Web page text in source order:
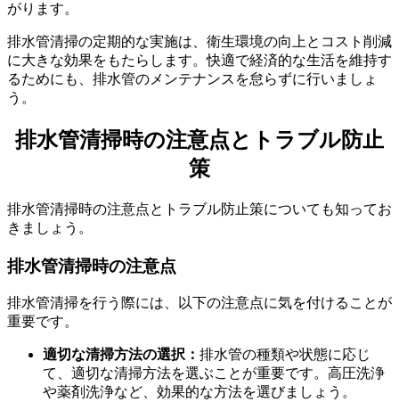
見積もりのポイント
がります。
排水管清掃の定期的な実施は、衛生環境の向上とコスト削減
に大きな効果をもたらします。快適で経済的な生活を維持す
るためにも、排水管のメンテナンスを怠らずに行いましょ
う。
排水管清掃時の注意点とトラブル防止
策
排水管清掃時の注意点とトラブル防止策についても知ってお
きましょう。
排水管清掃時の注意点
排水管清掃を行う際には、以下の注意点に気を付けることが
重要です。
適切な清掃方法の選択： 排水管の種類や状態に応じ
て、適切な清掃方法を選ぶことが重要です。高圧洗浄
や薬剤洗浄など、効果的な方法を選びましょう。